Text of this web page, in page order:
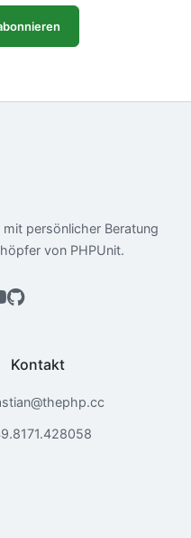
persönlicher Beratung
von PHPUnit.
Kontakt